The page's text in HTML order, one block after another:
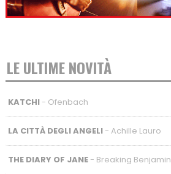
LE ULTIME NOVITÀ
KATCHI- Ofenbach
LA CITTÀ DEGLI ANGELI- Achille Lauro
THE DIARY OF JANE- Breaking Benjamin